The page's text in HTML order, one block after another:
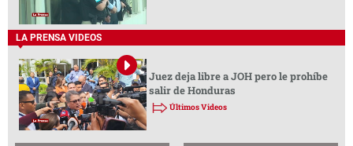
LA PRENSA VIDEOS
Juez deja libre a JOH pero le prohíbe
salir de Honduras
Últimos Videos